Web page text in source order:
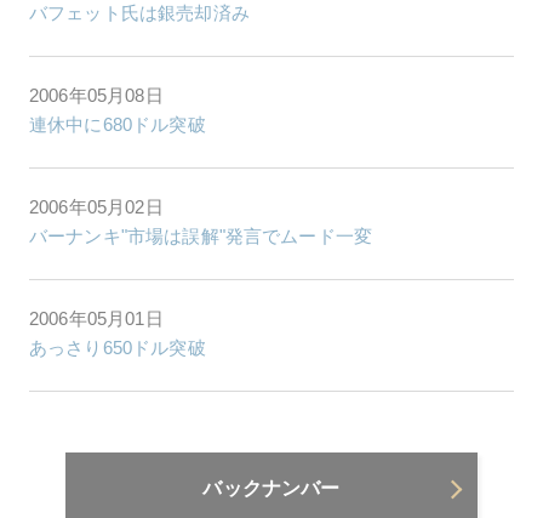
バフェット氏は銀売却済み
2006年05月08日
連休中に680ドル突破
2006年05月02日
バーナンキ"市場は誤解"発言でムード一変
2006年05月01日
あっさり650ドル突破
バックナンバー